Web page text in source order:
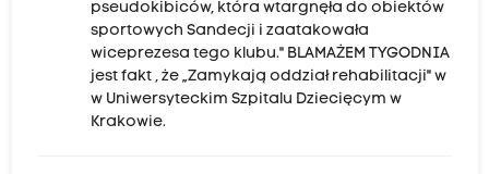
pseudokibiców, która wtargnęła do obiektów
sportowych Sandecji i zaatakowała
wiceprezesa tego klubu." BLAMAŻEM TYGODNIA
jest fakt , że „Zamykają oddział rehabilitacji" w
w Uniwersyteckim Szpitalu Dziecięcym w
Krakowie.